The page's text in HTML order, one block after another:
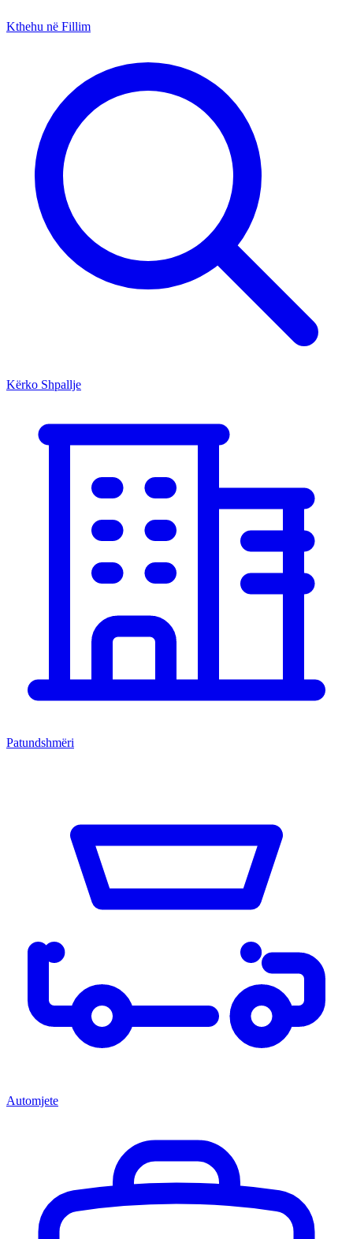
Kthehu në Fillim
Kërko Shpallje
Patundshmëri
Automjete